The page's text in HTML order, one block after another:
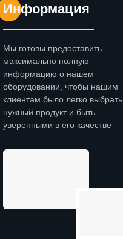
Мы готовы предоставить
максимально полную
информацию о нашем
оборудовании, чтобы нашим
клиентам было легко выбрать
нужный продукт и быть
уверенными в его качестве
Информация